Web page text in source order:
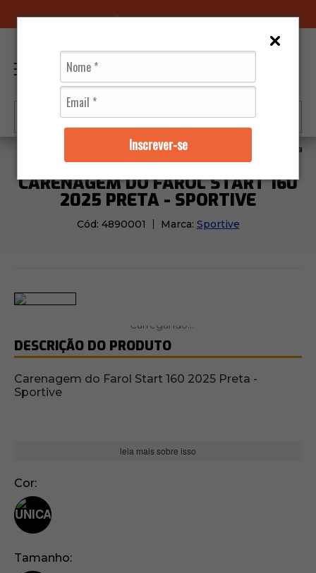
Inscrever-se
Carenagens Carenagem do Farol
CARENAGEM DO FAROL START 160
2025 PRETA - SPORTIVE
Cód: 4890001 Marca: Sportive
DESCRIÇÃO DO PRODUTO
Carenagem do Farol Start 160 2025 Preta -
Sportive
leia mais sobre isso
Cor
Tamanho